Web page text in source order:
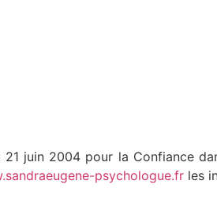
juin 2004 pour la Confiance
psychologue.fr les